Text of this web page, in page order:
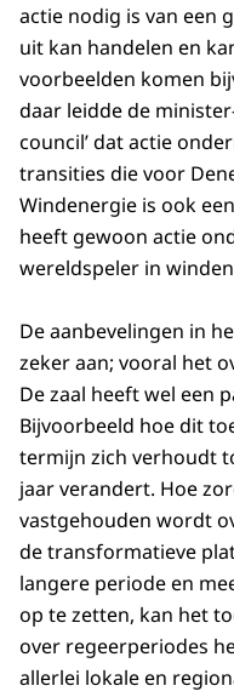
actie nodig is van een
uit kan handelen en
voorbeelden komen
daar leidde de
council’ dat actie
transities die voor
Windenergie is ook
heeft gewoon actie
wereldspeler in
De aanbevelingen in
zeker aan; vooral het
De zaal heeft wel een
Bijvoorbeeld hoe dit
termijn zich verhoudt
jaar verandert. Hoe
vastgehouden wordt
de transformatieve
langere periode en
op te zetten, kan het
over regeerperiodes
allerlei lokale en